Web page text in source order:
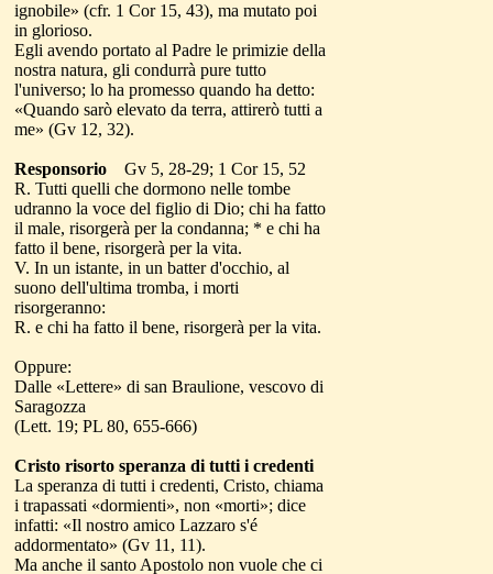
ignobile» (cfr. 1 Cor 15, 43), ma mutato poi
in glorioso.
Egli avendo portato al Padre le primizie della
nostra natura, gli condurrà pure tutto
l'universo; lo ha promesso quando ha detto:
«Quando sarò elevato da terra, attirerò tutti a
me» (Gv 12, 32).
Responsorio
Gv 5, 28-29; 1 Cor 15, 52
R. Tutti quelli che dormono nelle tombe
udranno la voce del figlio di Dio; chi ha fatto
il male, risorgerà per la condanna; * e chi ha
fatto il bene, risorgerà per la vita.
V. In un istante, in un batter d'occhio, al
suono dell'ultima tromba, i morti
risorgeranno:
R. e chi ha fatto il bene, risorgerà per la vita.
Oppure:
Dalle «Lettere» di san Braulione, vescovo di
Saragozza
(Lett. 19; PL 80, 655-666)
Cristo risorto speranza di tutti i credenti
La speranza di tutti i credenti, Cristo, chiama
i trapassati «dormienti», non «morti»; dice
infatti: «Il nostro amico Lazzaro s'é
addormentato» (Gv 11, 11).
Ma anche il santo Apostolo non vuole che ci